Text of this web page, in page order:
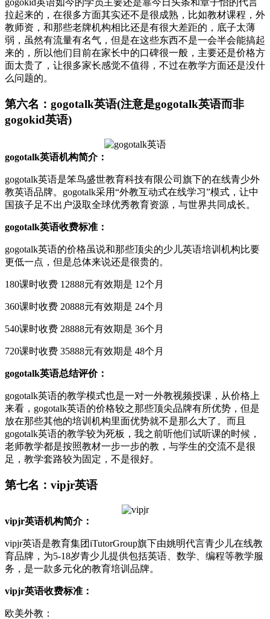
gogokid英语如今的学员主要还是靠今日头条和章子怡的代言
拉起来的，在很多方面其实还不是很成熟，比如教材课程，外
教师资，和那些老牌机构相比还是有很大差距的，底子太薄
弱，虽然有流量有名气，但是在这些东西不是一会半会能搞起
来的，所以他们目前在家长中的口碑很一般，主要还是价格方
面太贵了，让很多家长感觉不值得，不过在教学方面还是没什
么问题的。
第六名：gogotalk英语(注意是gogotalk英语而非
gogokid英语)
gogotalk英语机构简介：
gogotalk英语是笨鸟盛世教育科技有限公司旗下的在线青少外
教英语品牌。gogotalk采用“外教互动式在线学习”模式，让中
国孩子足不出户汲取全球优秀教育资源，与世界共同成长。
gogotalk英语收费标准：
gogotalk英语的价格虽说和那些顶尖的少儿英语培训机构比要
更低一点，但是总体来说还是很贵的。
180课时收费 12888元有效期是 12个月
360课时收费 20888元有效期是 24个月
540课时收费 28888元有效期是 36个月
720课时收费 35888元有效期是 48个月
gogotalk英语总结评价：
gogotalk英语的教学模式也是一对一外教视频授课，从价格上
来看，gogotalk英语的价格较之那些顶尖品牌有所优势，但是
放在那些其他的培训机构里面优势就不是那么大了。而且
gogotalk英语的教学较为死板，我之前听他们试听课的时候，
老师教学都是按照教材一步一步的教，与学生的交流不是很
足，教学套路较为固定，不是很好。
第七名：vipjr英语
vipjr英语机构简介：
vipjr英语是教育集团iTutorGroup旗下由姚明代言青少儿在线教
育品牌，为5-18岁青少儿提供包括英语、数学、编程等教学服
务，是一款多元化的教育培训品牌。
vipjr英语收费标准：
欧美外教：